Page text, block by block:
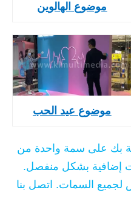
موضوع الهالوين
موضوع عيد الحب
بك على سمة واحدة من
إضافية بشكل منفصل.
السمات. اتصل بنا